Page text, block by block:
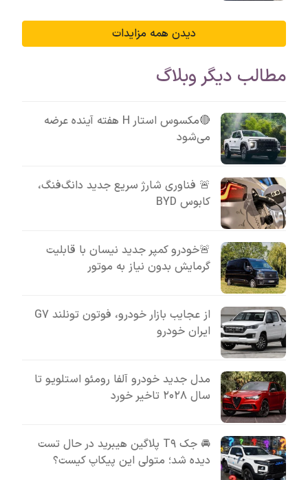
دیدن همه مزایدات
مطالب دیگر وبلاگ
🔴مکسوس استار H هفته آینده عرضه
می‌شود
🚨 فناوری شارژ سریع جدید دانگ‌فنگ،
کابوس BYD
🚨خودرو کمپر جدید نیسان با قابلیت
گرمایش بدون نیاز به موتور
از عجایب بازار خودرو، فوتون تونلند G7
ایران خودرو
مدل جدید خودرو آلفا رومئو استلویو تا
سال ۲۰۲۸ تاخیر خورد
🚘 جک T۹ پلاگین هیبرید در حال تست
دیده شد؛ متولی این پیکاپ کیست؟